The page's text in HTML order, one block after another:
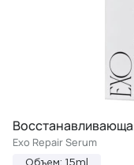
Exo Repair Serum
Объем: 15ml